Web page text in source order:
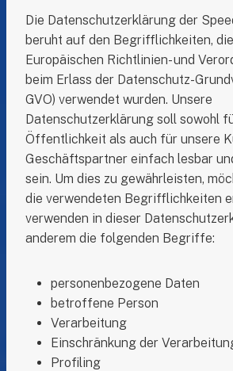
Die Datenschutzerklärung der
beruht auf den Begrifflichkeiten,
Europäischen Richtlinien- und
beim Erlass der Datenschutz-
GVO) verwendet wurden. Unsere
Datenschutzerklärung soll sowohl
Öffentlichkeit als auch für unsere
Geschäftspartner einfach lesbar
sein. Um dies zu gewährleisten,
die verwendeten Begrifflichkeiten
verwenden in dieser
anderem die folgenden Begriffe:
personenbezogene Daten
betroffene Person
Verarbeitung
Einschränkung der
Profiling